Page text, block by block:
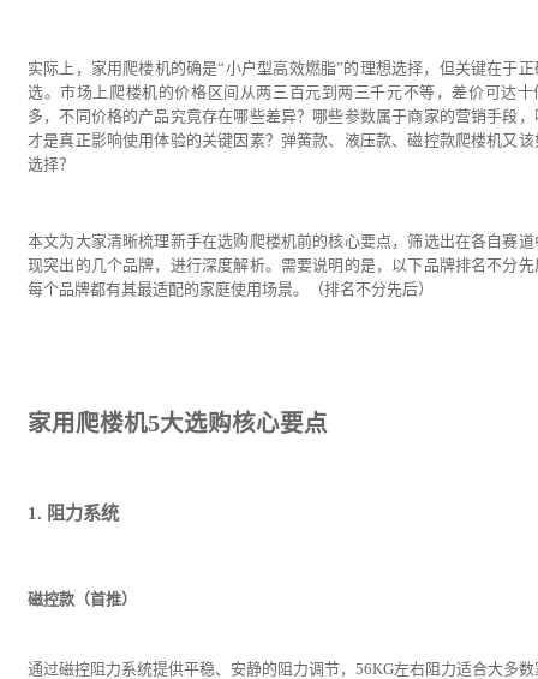
实际上，家用爬楼机的确是“小户型高效燃脂”的理想选择，但关键在于正
选。市场上爬楼机的价格区间从两三百元到两三千元不等，差价可达十
多，不同价格的产品究竟存在哪些差异？哪些参数属于商家的营销手段，
才是真正影响使用体验的关键因素？弹簧款、液压款、磁控款爬楼机又该
选择？
本文为大家清晰梳理新手在选购爬楼机前的核心要点，筛选出在各自赛道
现突出的几个品牌，进行深度解析。需要说明的是，以下品牌排名不分先
每个品牌都有其最适配的家庭使用场景。（排名不分先后）
家用爬楼机5大选购核心要点
1. 阻力系统
磁控款（首推）
通过磁控阻力系统提供平稳、安静的阻力调节，56KG左右阻力适合大多数